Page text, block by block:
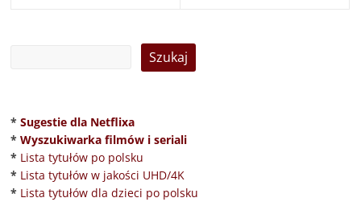
* Sugestie dla Netflixa
* Wyszukiwarka filmów i seriali
* Lista tytułów po polsku
* Lista tytułów w jakości UHD/4K
* Lista tytułów dla dzieci po polsku